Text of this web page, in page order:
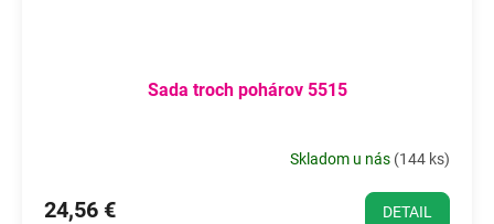
Sada troch pohárov 5515
Skladom u nás (144 ks)
24,56 € DETAIL